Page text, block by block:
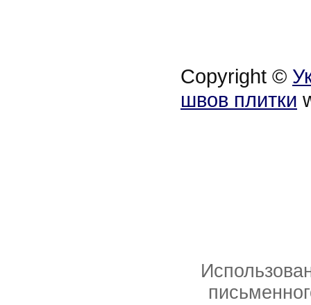
Copyright ©
швов плитки